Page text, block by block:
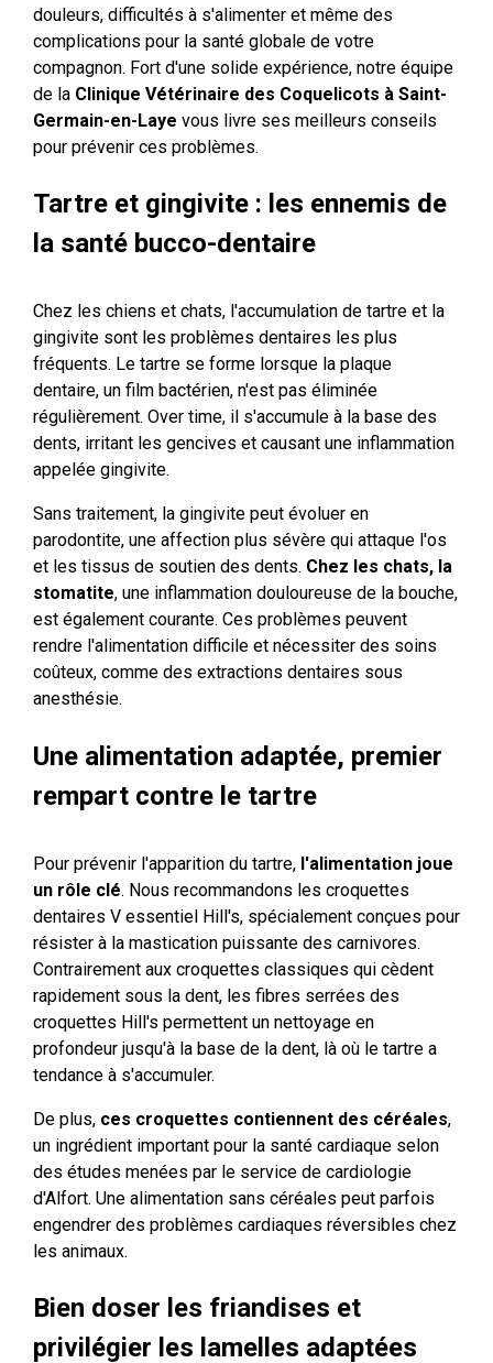
douleurs, difficultés à s'alimenter et même des
complications pour la santé globale de votre
compagnon. Fort d'une solide expérience, notre équipe
de la Clinique Vétérinaire des Coquelicots à Saint-
Germain-en-Laye vous livre ses meilleurs conseils
pour prévenir ces problèmes.
Tartre et gingivite : les ennemis de
la santé bucco-dentaire
Chez les chiens et chats, l'accumulation de tartre et la
gingivite sont les problèmes dentaires les plus
fréquents. Le tartre se forme lorsque la plaque
dentaire, un film bactérien, n'est pas éliminée
régulièrement. Over time, il s'accumule à la base des
dents, irritant les gencives et causant une inflammation
appelée gingivite.
Sans traitement, la gingivite peut évoluer en
parodontite, une affection plus sévère qui attaque l'os
et les tissus de soutien des dents. Chez les chats, la
stomatite, une inflammation douloureuse de la bouche,
est également courante. Ces problèmes peuvent
rendre l'alimentation difficile et nécessiter des soins
coûteux, comme des extractions dentaires sous
anesthésie.
Une alimentation adaptée, premier
rempart contre le tartre
Pour prévenir l'apparition du tartre, l'alimentation joue
un rôle clé. Nous recommandons les croquettes
dentaires V essentiel Hill's, spécialement conçues pour
résister à la mastication puissante des carnivores.
Contrairement aux croquettes classiques qui cèdent
rapidement sous la dent, les fibres serrées des
croquettes Hill's permettent un nettoyage en
profondeur jusqu'à la base de la dent, là où le tartre a
tendance à s'accumuler.
De plus, ces croquettes contiennent des céréales,
un ingrédient important pour la santé cardiaque selon
des études menées par le service de cardiologie
d'Alfort. Une alimentation sans céréales peut parfois
engendrer des problèmes cardiaques réversibles chez
les animaux.
Bien doser les friandises et
privilégier les lamelles adaptées